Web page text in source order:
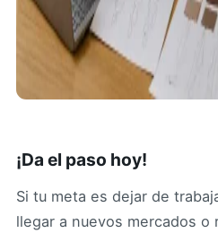
¡Da el paso hoy!
Si tu meta es dejar de
llegar a nuevos mercados o